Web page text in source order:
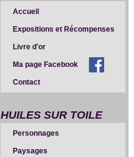
Accueil
Expositions et Récompenses
Livre d'or
Ma page Facebook
Contact
HUILES SUR TOILE
Personnages
Paysages